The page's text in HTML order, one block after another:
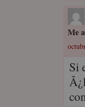
Me
Si